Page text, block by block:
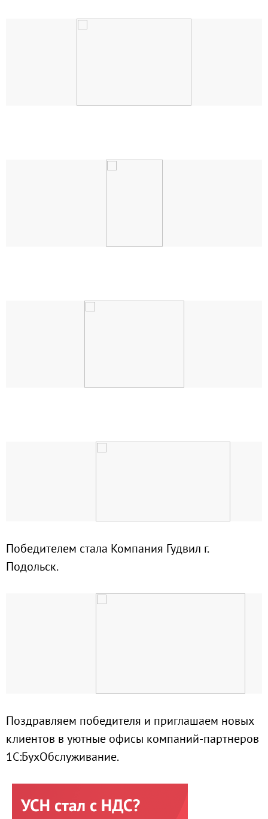
Победителем стала Компания Гудвил г.
Подольск.
Поздравляем победителя и приглашаем новых
клиентов в уютные офисы компаний-партнеров
1С:БухОбслуживание.